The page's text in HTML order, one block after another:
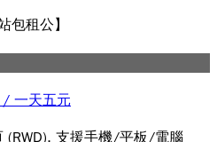
包租公】
/ 一天五元
支援手機/平板/電腦